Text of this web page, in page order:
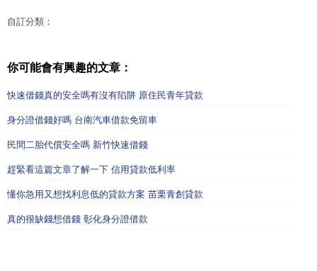
自訂分類：
你可能會有興趣的文章：
快速借錢真的安全嗎有沒有陷阱 原住民青年貸款
身分證借錢好嗎 台南汽車借款免留車
民間二胎代償安全嗎 新竹快速借錢
趕緊看這篇文章了解一下 信用貸款低利率
懂你急用又想找利息低的貸款方案 苗栗青創貸款
真的很缺錢想借錢 彰化身分證借款